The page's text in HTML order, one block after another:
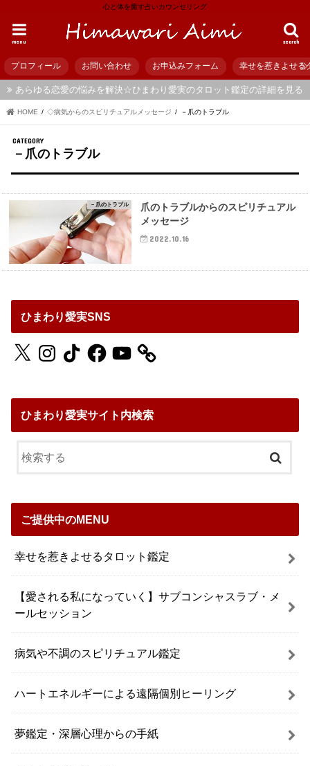
心と体を癒す占いカウンセリング
search
menu
プロフィール お問い合わせ お申込みフォーム 幸せを惹きよせる
あらゆる恋愛の悩みを解決☆ひまわり愛実のタロット鑑定の詳細を見る
HOME ◇病気からのスピリチュアルメッセージ －爪のトラブル
－爪のトラブル
－爪のトラブル
爪のトラブルからのスピリチュアル
メッセージ
2022.10.16
ひまわり愛実SNS
X InstagramTikTokFacebookYouTube
ひまわり愛実サイト内検索
ご提供中のMENU
幸せを惹きよせるタロット鑑定
【愛される私になっていく】サブコンシャスラブ・メ
ールセッション
病気や不調のスピリチュアル鑑定
ハートエネルギーによる遠隔個別ヒーリング
夢鑑定・深層心理からの手紙